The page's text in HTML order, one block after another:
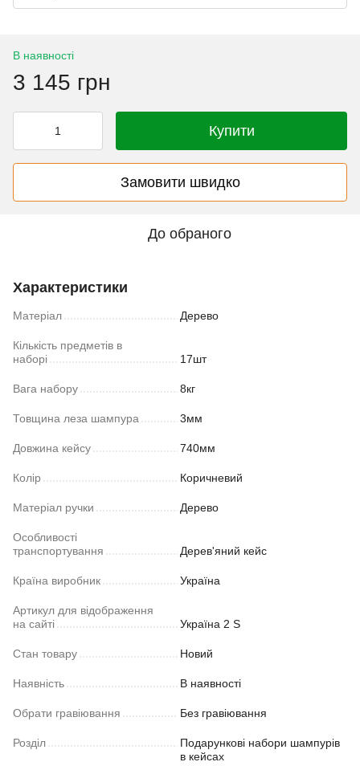
В наявності
3 145 грн
Купити
Замовити швидко
До обраного
Характеристики
Матеріал Дерево
Кількість предметів в
наборі
17шт
Вага набору 8кг
Товщина леза шампура 3мм
Довжина кейсу 740мм
Колір Коричневий
Матеріал ручки Дерево
Особливості
транспортування
Дерев'яний кейс
Країна виробник Україна
Артикул для відображення
на сайті
Україна 2 S
Стан товару Новий
Наявність В наявності
Обрати гравіювання Без гравіювання
Розділ
Подарункові набори шампурів
в кейсах